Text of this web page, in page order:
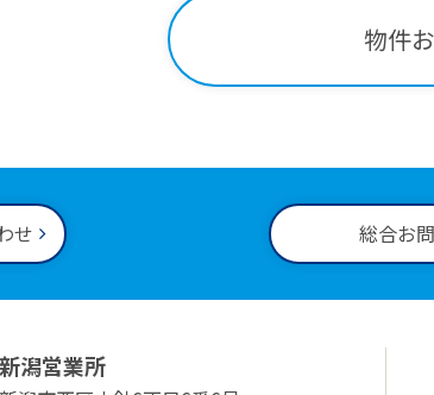
物件
せ 総合お
新潟営業所